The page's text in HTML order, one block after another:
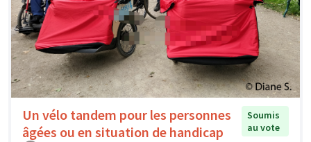
Un vélo tandem pour les personnes
âgées ou en situation de handicap
Soumis
au vote